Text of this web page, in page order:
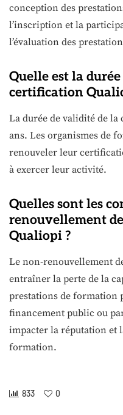
conception des
l’inscription et la
l’évaluation des
Quelle est la
certification
La durée de validité de
ans. Les organismes de
renouveler leur
à exercer leur activité.
Quelles sont les
renouvellement
Qualiopi ?
Le non-renouvellement
entraîner la perte de la
prestations de formation
financement public ou
impacter la réputation et
formation.
833 0